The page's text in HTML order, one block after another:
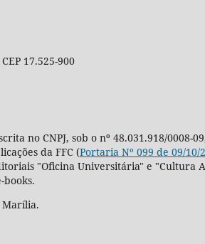
17.525-900
no CNPJ, sob o nº 48.031.918/0008-
da FFC (Portaria Nº 099 de 09/10/
"Oficina Universitária" e "Cultura
books.
Marília.